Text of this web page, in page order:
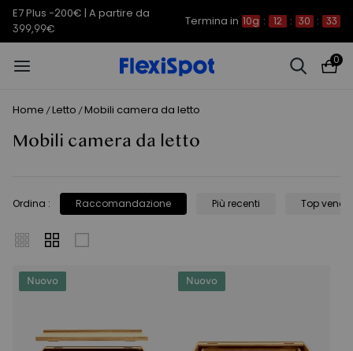
E7 Plus -200€ | A partire da
399,99€
Termina in 10g : 12 : 30 : 32
0
Home /Letto /Mobili camera da letto
Mobili camera da letto
Ordina : Raccomandazione Più recenti Top
Nuovo Nuovo